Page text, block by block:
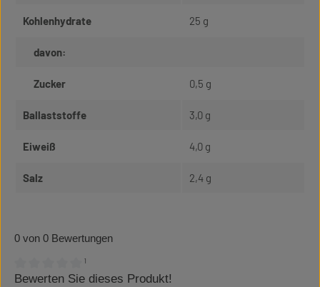
Kohlenhydrate 25 g
davon:
Zucker 0,5 g
Ballaststoffe 3,0 g
Eiweiß 4,0 g
Salz 2,4 g
0 von 0 Bewertungen
Durchschnittliche Bewertung von 0 von 5 Sternen
¹
Bewerten Sie dieses Produkt!